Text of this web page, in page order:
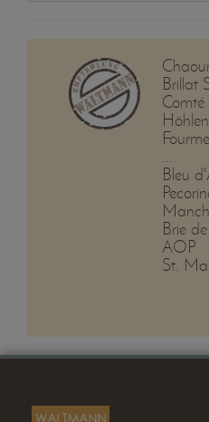
Brillat
Comté
Bleu
Brie
AOP
St.